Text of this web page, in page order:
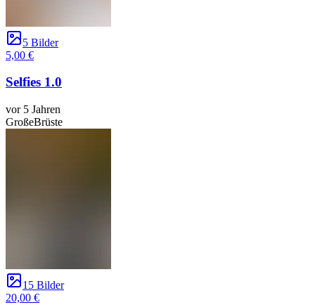
5 Bilder
5,00 €
Selfies 1.0
vor 5 Jahren
GroßeBrüste
15 Bilder
20,00 €